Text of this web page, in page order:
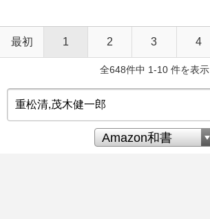
最初 1 2 3 4
全648件中 1-10 件を表示